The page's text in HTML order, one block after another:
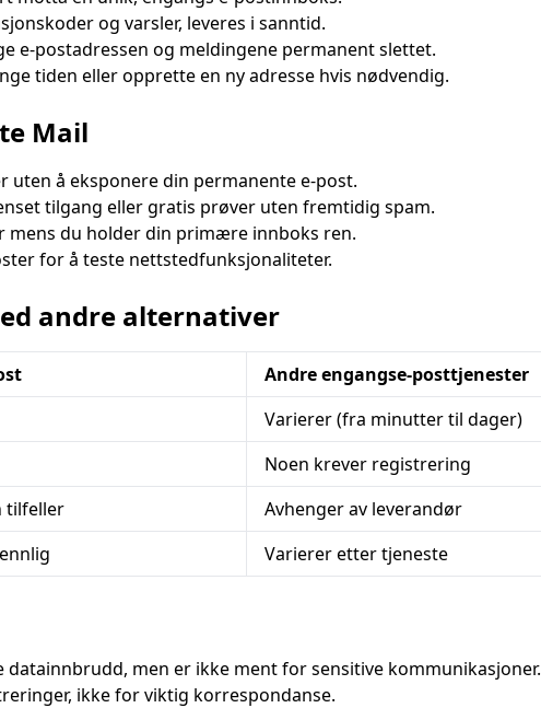
Oppdater
og varsler, leveres i sanntid.
e-postadressen og meldingene permanent slettet.
tiden eller opprette en ny adresse hvis nødvendig.
Mail
å eksponere din permanente e-post.
tilgang eller gratis prøver uten fremtidig spam.
mens du holder din primære innboks ren.
for å teste nettstedfunksjonaliteter.
andre alternativer
Andre engangse-posttjenester
Varierer (fra minutter til dager)
Noen krever registrering
tilfeller
Avhenger av leverandør
Varierer etter tjeneste
men er ikke ment for sensitive kommunikasjoner.
ikke for viktig korrespondanse.